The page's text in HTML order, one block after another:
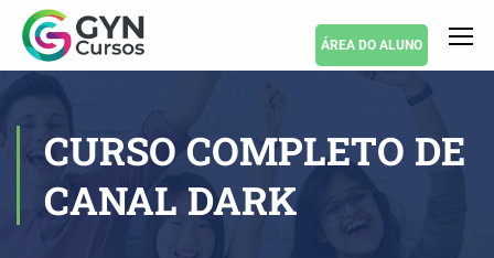
ÁREA DO ALUNO
CURSO COMPLETO DE
CANAL DARK